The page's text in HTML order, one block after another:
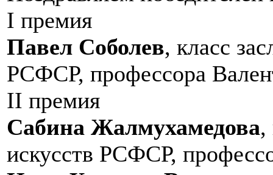
I премия
Павел Соболев, класс
РСФСР, профессора
II премия
Сабина Жалмухамедова,
искусств РСФСР,